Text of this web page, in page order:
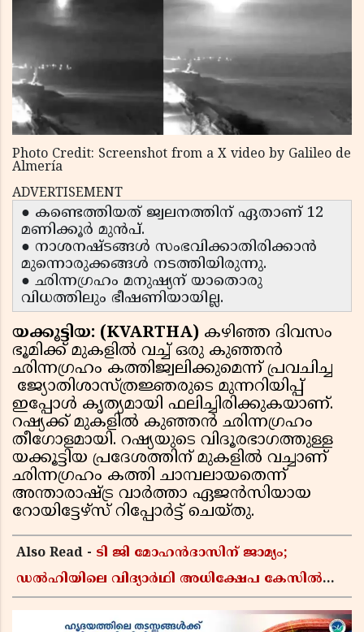
Photo Credit: Screenshot from a X video by Galileo de
Almería
ADVERTISEMENT
● കണ്ടെത്തിയത് ജ്വലനത്തിന് ഏതാണ് 12
മണിക്കൂര്‍ മുന്‍പ്.
● നാശനഷ്ടങ്ങള്‍ സംഭവിക്കാതിരിക്കാന്‍
മുന്നൊരുക്കങ്ങള്‍ നടത്തിയിരുന്നു.
● ഛിന്നഗ്രഹം മനുഷ്യന് യാതൊരു
വിധത്തിലും ഭീഷണിയായില്ല.
യക്കൂട്ടിയ: (KVARTHA) കഴിഞ്ഞ ദിവസം
ഭൂമിക്ക് മുകളില്‍ വച്ച് ഒരു കുഞ്ഞന്‍
ഛിന്നഗ്രഹം കത്തിജ്വലിക്കുമെന്ന് പ്രവചിച്ച
ജ്യോതിശാസ്ത്രജ്ഞരുടെ മുന്നറിയിപ്പ്
ഇപ്പോള്‍ കൃത്യമായി ഫലിച്ചിരിക്കുകയാണ്.
റഷ്യക്ക് മുകളില്‍ കുഞ്ഞന്‍ ഛിന്നഗ്രഹം
തീഗോളമായി. റഷ്യയുടെ വിദൂരഭാഗത്തുള്ള
യക്കൂട്ടിയ പ്രദേശത്തിന് മുകളില്‍ വച്ചാണ്
ഛിന്നഗ്രഹം കത്തി ചാമ്പലായതെന്ന്
അന്താരാഷ്ട്ര വാര്‍ത്താ ഏജന്‍സിയായ
റോയിട്ടേഴ്സ് റിപ്പോര്‍ട്ട് ചെയ്തു.
Also Read - ടി ജി മോഹൻദാസിന് ജാമ്യം;
ഡൽഹിയിലെ വിദ്യാർഥി അധിക്ഷേപ കേസിൽ